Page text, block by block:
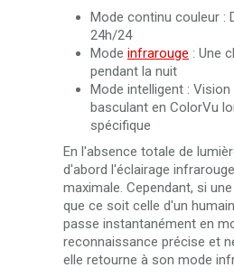
Mode continu couleur :
24h/24
Mode infrarouge : Une
pendant la nuit
Mode intelligent :
basculant en ColorVu
spécifique
En l'absence totale de
d'abord l'éclairage
maximale. Cependant, si
que ce soit celle d'un
passe instantanément en
reconnaissance précise et
elle retourne à son mode